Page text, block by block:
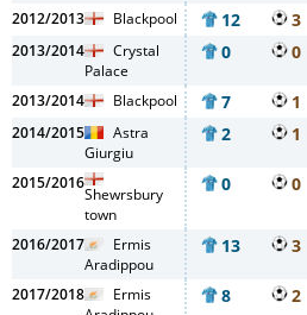
2012/2013 Blackpool 12 3
2013/2014
Crystal
Palace
0 0
2013/2014 Blackpool 7 1
2014/2015
Astra
Giurgiu
2 1
2015/2016
Shewrsbury
town
0 0
2016/2017
Ermis
Aradippou
13 3
2017/2018
Ermis
8 2